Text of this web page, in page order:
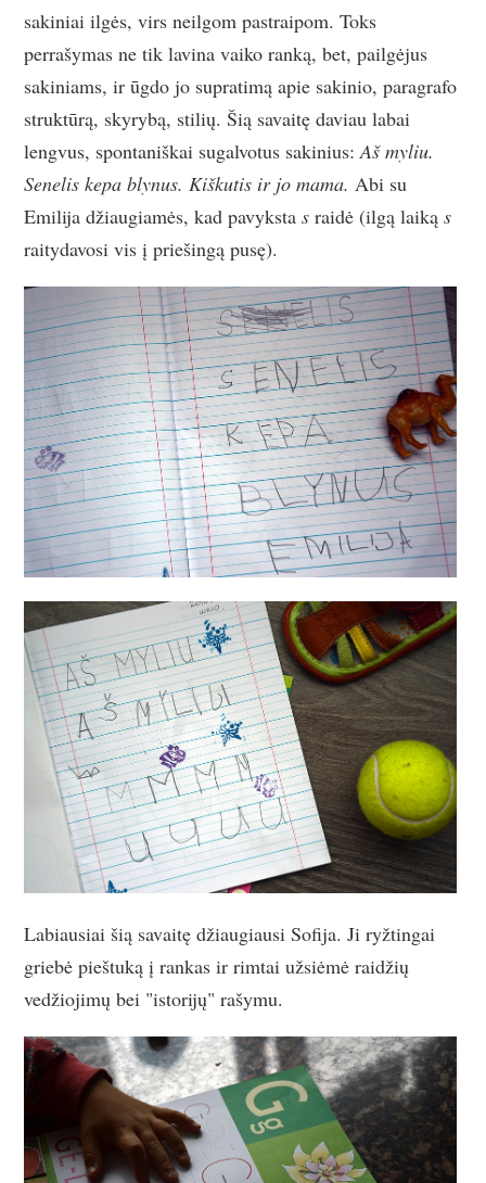
sakiniai ilgės, virs neilgom pastraipom. Toks
perrašymas ne tik lavina vaiko ranką, bet, pailgėjus
sakiniams, ir ūgdo jo supratimą apie sakinio, paragrafo
struktūrą, skyrybą, stilių. Šią savaitę daviau labai
lengvus, spontaniškai sugalvotus sakinius:Aš myliu.
Senelis kepa blynus. Kiškutis ir jo mama. Abi su
Emilija džiaugiamės, kad pavykstasraidė (ilgą laikąs
raitydavosi vis į priešingą pusę).
Labiausiai šią savaitę džiaugiausi Sofija. Ji ryžtingai
griebė pieštuką į rankas ir rimtai užsiėmė raidžių
vedžiojimų bei "istorijų" rašymu.